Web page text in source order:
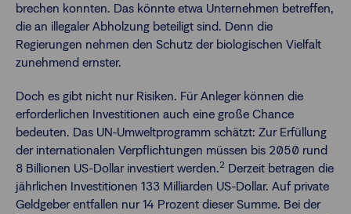
brechen konnten. Das könnte etwa Unternehmen betreffen,
die an illegaler Abholzung beteiligt sind. Denn die
Regierungen nehmen den Schutz der biologischen Vielfalt
zunehmend ernster.
Doch es gibt nicht nur Risiken. Für Anleger können die
erforderlichen Investitionen auch eine große Chance
bedeuten. Das UN-Umweltprogramm schätzt: Zur Erfüllung
der internationalen Verpflichtungen müssen bis 2050 rund
8 Billionen US-Dollar investiert werden.2 Derzeit betragen die
jährlichen Investitionen 133 Milliarden US-Dollar. Auf private
Geldgeber entfallen nur 14 Prozent dieser Summe. Bei der